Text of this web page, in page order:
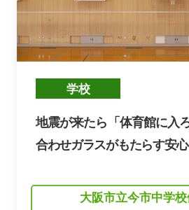
地震が来たら「体育館に入
合わせガラスがもたらす安心
大阪市立今市中学